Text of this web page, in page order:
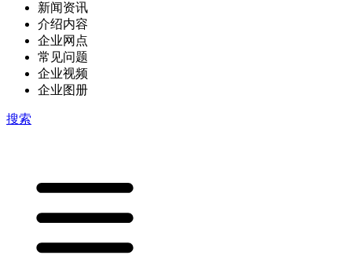
新闻资讯
介绍内容
企业网点
常见问题
企业视频
企业图册
搜索